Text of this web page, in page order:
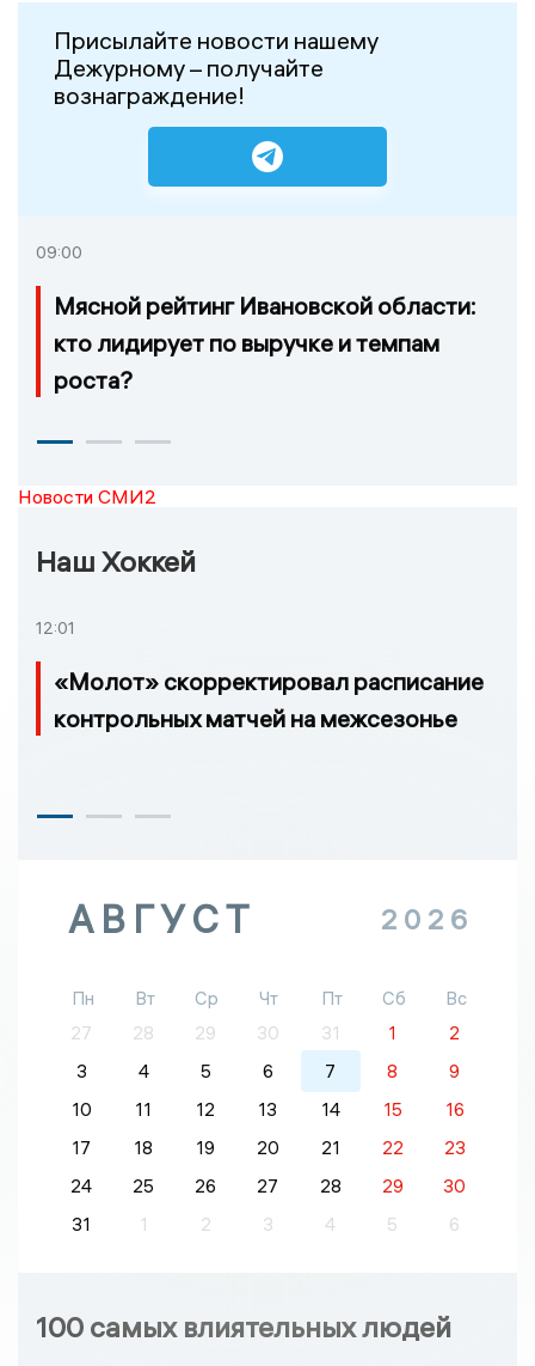
Присылайте новости нашему
Дежурному – получайте
вознаграждение!
09:00
Мясной рейтинг Ивановской области:
кто лидирует по выручке и темпам
роста?
Новости СМИ2
Наш Хоккей
12:01
«Молот» скорректировал расписание
контрольных матчей на межсезонье
АВГУСТ 2026
Пн Вт Ср Чт Пт Сб
Вс
27
28 29 30 31 1
2
3
4 5 6 7 8
9
10
11 12 13 14 15
16
17
18 19 20 21 22
23
24
25 26 27 28 29
30
31
1 2 3 4 5 6
100 самых влиятельных людей